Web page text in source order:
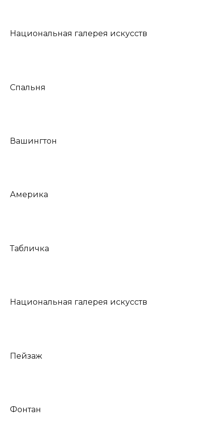
Национальная галерея искусств
Спальня
Вашингтон
Америка
Табличка
Национальная галерея искусств
Пейзаж
Фонтан